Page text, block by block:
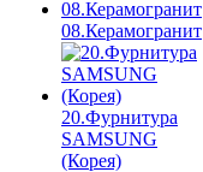
08.Керамогранит
20.Фурнитура
SAMSUNG
(Корея)